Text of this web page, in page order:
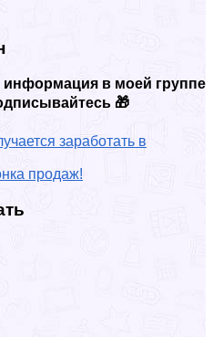
информация в моей группе
🎁
заработать в
продаж!